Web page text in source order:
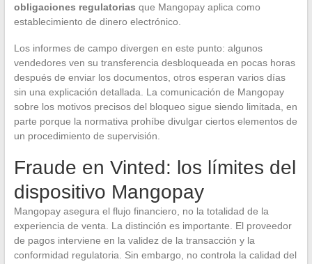
obligaciones regulatorias que Mangopay aplica como
establecimiento de dinero electrónico.
Los informes de campo divergen en este punto: algunos
vendedores ven su transferencia desbloqueada en pocas horas
después de enviar los documentos, otros esperan varios días
sin una explicación detallada. La comunicación de Mangopay
sobre los motivos precisos del bloqueo sigue siendo limitada, en
parte porque la normativa prohíbe divulgar ciertos elementos de
un procedimiento de supervisión.
Fraude en Vinted: los límites del
dispositivo Mangopay
Mangopay asegura el flujo financiero, no la totalidad de la
experiencia de venta. La distinción es importante. El proveedor
de pagos interviene en la validez de la transacción y la
conformidad regulatoria. Sin embargo, no controla la calidad del